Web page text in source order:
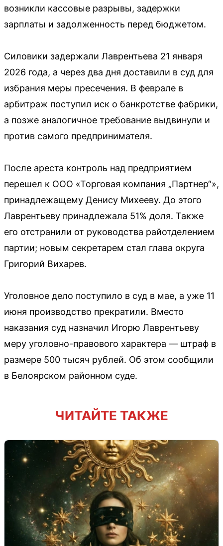
возникли кассовые разрывы, задержки
зарплаты и задолженность перед бюджетом.
Силовики задержали Лаврентьева 21 января
2026 года, а через два дня доставили в суд для
избрания меры пресечения. В феврале в
арбитраж поступил иск о банкротстве фабрики,
а позже аналогичное требование выдвинули и
против самого предпринимателя.
После ареста контроль над предприятием
перешел к ООО «Торговая компания „Партнер“»,
принадлежащему Денису Михееву. До этого
Лаврентьеву принадлежала 51% доля. Также
его отстранили от руководства райотделением
партии; новым секретарем стал глава округа
Григорий Вихарев.
Уголовное дело поступило в суд в мае, а уже 11
июня производство прекратили. Вместо
наказания суд назначил Игорю Лаврентьеву
меру уголовно-правового характера — штраф в
размере 500 тысяч рублей. Об этом сообщили
в Белоярском районном суде.
ЧИТАЙТЕ ТАКЖЕ